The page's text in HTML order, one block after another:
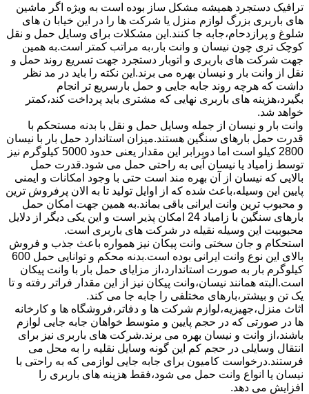
ترافیک دستجرد همیشه مشکل ساز بوده است به ویژه اگر ماشین
های باربری بزرگ لوازم منزل یا شرکت ها را در این خیابا ن های
شلوغ و پرازدحام،جابه جا کنند.این مشکلات برای وسایل حمل و نقل
کوچک تری چون نیسان و وانت بار،به مراتب کمتر است.به همین
جهت شرکت های باربری و اتوبار دستجرد جهت تسریع روند حمل و
نقل از وانت بار و نیسان بهره می برند.این نکته را باید در مد نظر
داشت که هرچه روند جابه جایی و حمل بارسریع تر انجام
بگیرد،هزینه های باربری نهایی که مشتری باید پرداخت کند،کمتر
خواهد شد.
وانت بار و نیسان از جمله وسایل حمل و نقل با بدنه مستحکم با
قدرت حمل بارهای سنگین هستند.میزان استاندارد حمل بار با نیسان
2800 کیلو است اما دوبرابر این مقدار یعنی حدود 5000 کیلوگرم نیز
توسط زامیاد یا نیسان آبی به راحتی حمل می شود.قدرت حمل
بالایی که نیسان از آن بهره مند است حتی با وجود امکانات و ایمنی
پایین این وسیله،باعث شده که از اوایل تولید تا به الان پرفروش ترین
و محبوب ترین وانت ایرانی باقی بماند.به همین جهت امکان حمل
بارهای سنگین با زامیاد 24 امکان پذیر است و این یکی دیگر از دلایل
محبوبیت این وسیله نقیله در شرکت های باربری است.
استحکام و جان سختی وانت پیکان نیز همواره باعث جذب و فروش
بالای این نوع وانت ایرانی بوده است.بدنه محکم و توانایی حمل 600
کیلوگرم بار به صورت استاندارد،از مزایای حمل بار با وانت پیکان
است.البته همانند نیسان،وانت پیکان نیز از این مقدار فراتر رفته و تا
یک تن و بیشتر،بارهای مختلفی را جابه جا می کند.
اثاث منزل،جهیزیه،لوازم شرکت ها و دفاتر،فروشگاه ها و کارخانه
ها در صورتی که در حجم پایین و متوسط خواهان جابه جایی لوازم
باشند،از وانت و نیسان بهره می برند.شرکت های باربری نیز برای
انتقال وسایلی در حجم کم این گونه وسایل نقلیه را به محل می
فرستند.درخواست کامیون برای جابه جایی لوازمی که به راحتی با
نیسان یا انواع وانت حمل می شود،فقط هزینه های باربری را
افزایش می دهد.